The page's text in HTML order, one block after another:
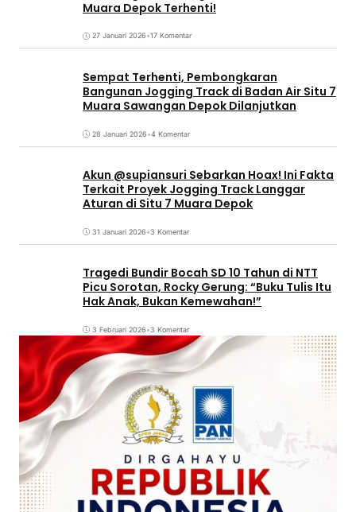
Muara Depok Terhenti!
27 Januari 2026•17 Komentar
Sempat Terhenti, Pembongkaran
Bangunan Jogging Track di Badan Air Situ 7
Muara Sawangan Depok Dilanjutkan
28 Januari 2026•4 Komentar
Akun @supiansuri Sebarkan Hoax! Ini Fakta
Terkait Proyek Jogging Track Langgar
Aturan di Situ 7 Muara Depok
31 Januari 2026•3 Komentar
Tragedi Bundir Bocah SD 10 Tahun di NTT
Picu Sorotan, Rocky Gerung: “Buku Tulis Itu
Hak Anak, Bukan Kemewahan!”
3 Februari 2026•3 Komentar